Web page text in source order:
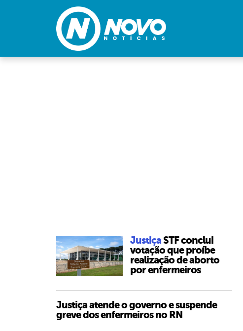
JustiçaSTF conclui
votação que proíbe
realização de aborto
por enfermeiros
Justiça atende o governo e suspende
greve dos enfermeiros no RN